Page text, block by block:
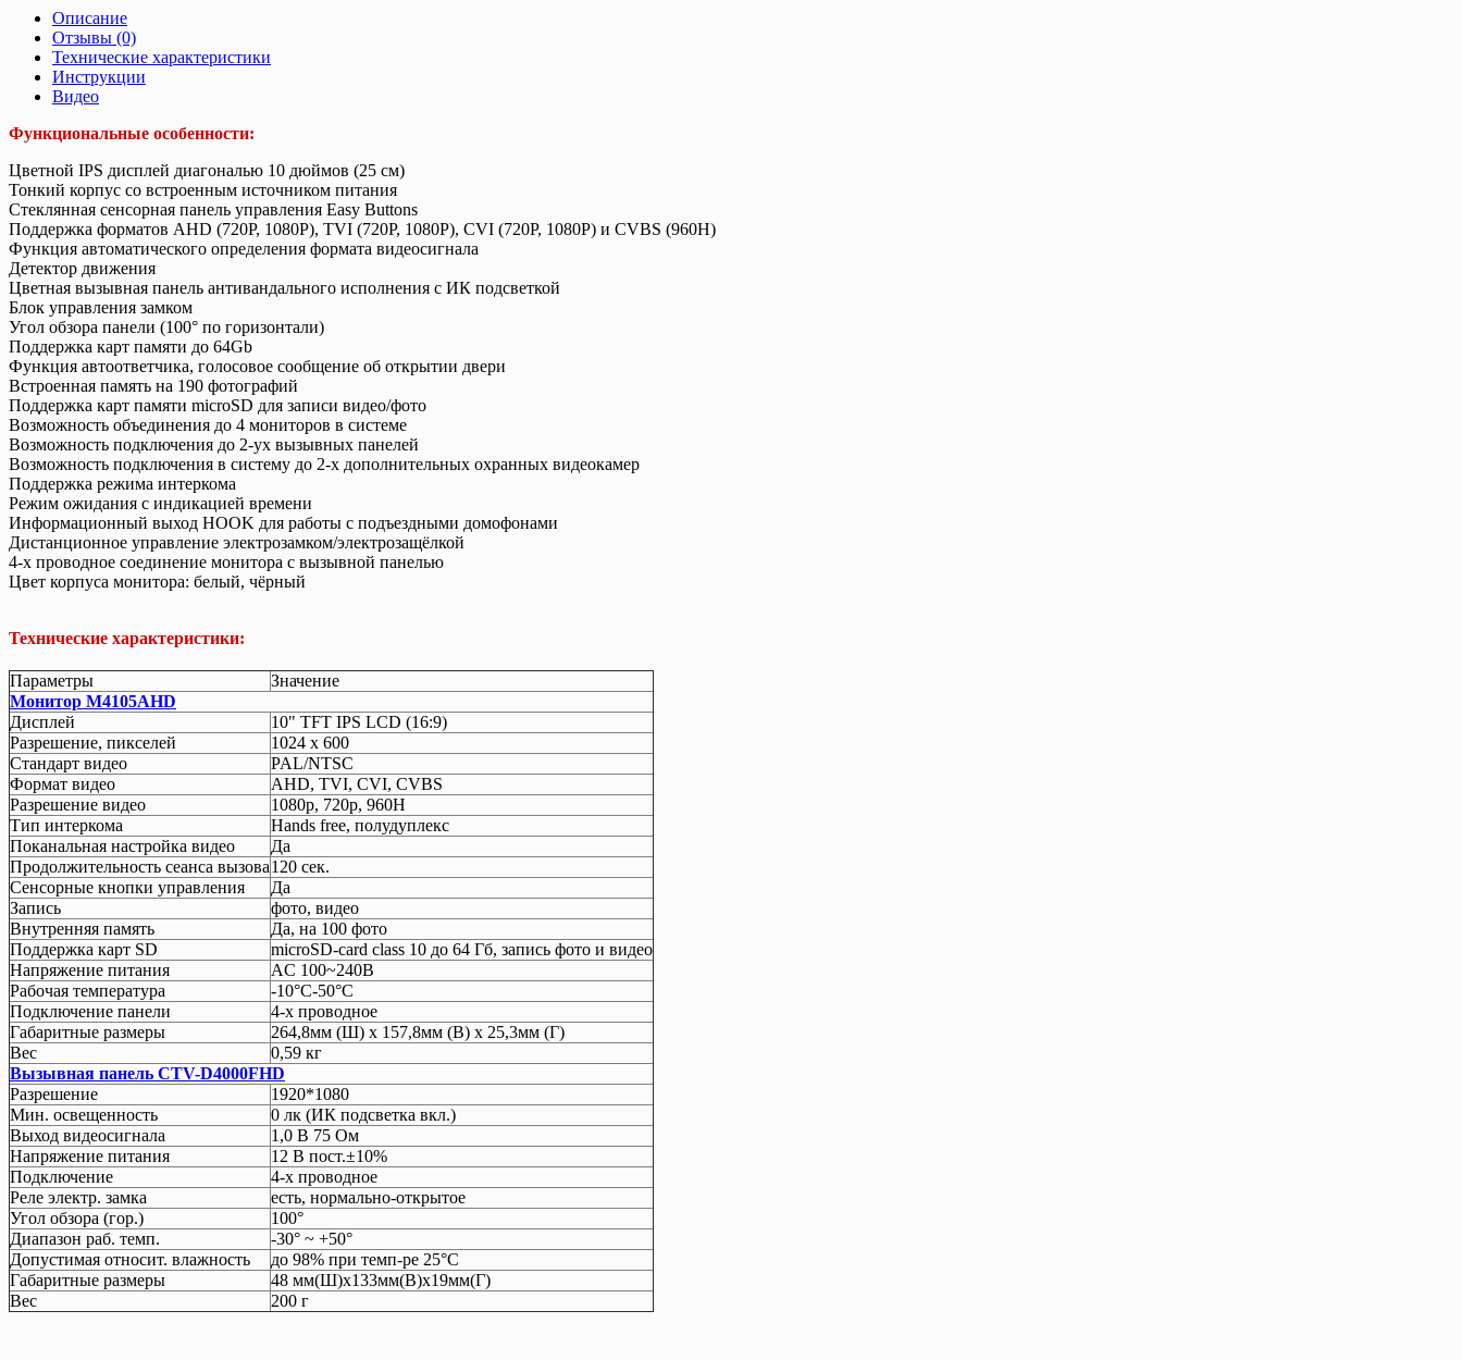
Описание
Отзывы (0)
Технические характеристики
Инструкции
Видео
Функциональные особенности:
Цветной IPS дисплей диагональю 10 дюймов (25 см)
Тонкий корпус со встроенным источником питания
Стеклянная сенсорная панель управления Easy Buttons
Поддержка форматов AHD (720P, 1080P), TVI (720P, 1080P), CVI (720P, 1080P) и CVBS (960H)
Функция автоматического определения формата видеосигнала
Детектор движения
Цветная вызывная панель антивандального исполнения с ИК подсветкой
Блок управления замком
Угол обзора панели (100° по горизонтали)
Поддержка карт памяти до 64Gb
Функция автоответчика, голосовое сообщение об открытии двери
Встроенная память на 190 фотографий
Поддержка карт памяти microSD для записи видео/фото
Возможность объединения до 4 мониторов в системе
Возможность подключения до 2-ух вызывных панелей
Возможность подключения в систему до 2-х дополнительных охранных видеокамер
Поддержка режима интеркома
Режим ожидания с индикацией времени
Информационный выход HOOK для работы с подъездными домофонами
Дистанционное управление электрозамком/электрозащёлкой
4-х проводное соединение монитора с вызывной панелью
Цвет корпуса монитора: белый, чёрный
Технические характеристики:
Параметры
Значение
Монитор M4105AHD
Дисплей
10" TFT IPS LCD (16:9)
Разрешение, пикселей
1024 x 600
Стандарт видео
PAL/NTSC
Формат видео
AHD, TVI, CVI, CVBS
Разрешение видео
1080p, 720р, 960H
Тип интеркома
Hands free, полудуплекс
Поканальная настройка видео
Да
Продолжительность сеанса вызова120 сек.
Сенсорные кнопки управления
Да
Запись
фото, видео
Внутренняя память
Да, на 100 фото
Поддержка карт SD
microSD-card class 10 до 64 Гб, запись фото и видео
Напряжение питания
AC 100~240В
Рабочая температура
-10°C-50°C
Подключение панели
4-х проводное
Габаритные размеры
264,8мм (Ш) x 157,8мм (В) x 25,3мм (Г)
Вес
0,59 кг
Вызывная панель CTV-D4000FHD
Разрешение
1920*1080
Мин. освещенность
0 лк (ИК подсветка вкл.)
Выход видеосигнала
1,0 В 75 Ом
Напряжение питания
12 В пост.±10%
Подключение
4-х проводное
Реле электр. замка
есть, нормально-открытое
Угол обзора (гор.)
100°
Диапазон раб. темп.
-30° ~ +50°
Допустимая относит. влажность
до 98% при темп-ре 25°C
Габаритные размеры
48 мм(Ш)х133мм(В)х19мм(Г)
Вес
200 г